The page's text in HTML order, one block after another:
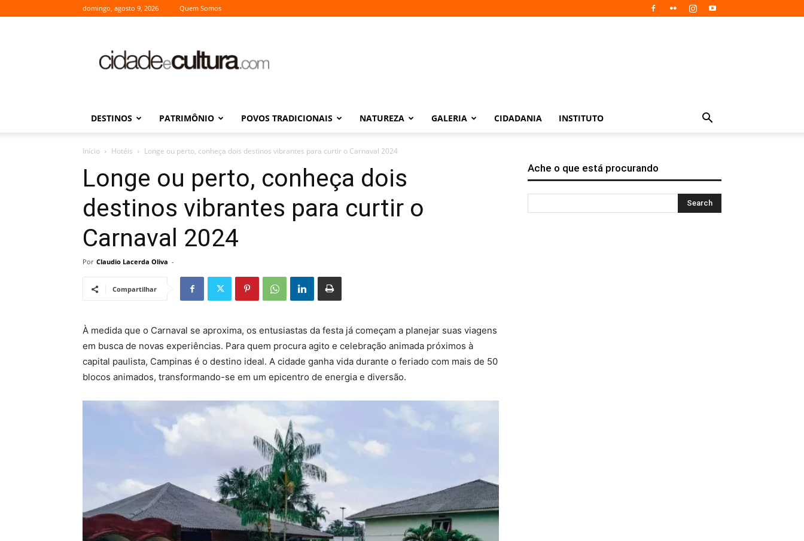
domingo, agosto 9, 2026 Quem Somos
Cultura
DESTINOS PATRIMÔNIO POVOS TRADICIONAIS NATUREZA GALERIA CIDADANIA INSTITUTO
Início Hotéis Longe ou perto, conheça dois destinos vibrantes para curtir o Carnaval 2024
Longe ou perto, conheça dois
destinos vibrantes para curtir o
Carnaval 2024
Por Claudio Lacerda Oliva -
Compartilhar
À medida que o Carnaval se aproxima, os entusiastas da festa já começam a planejar suas viagens
em busca de novas experiências. Para quem procura agito e celebração animada próximos à
capital paulista, Campinas é o destino ideal. A cidade ganha vida durante o feriado com mais de 50
blocos animados, transformando-se em um epicentro de energia e diversão.
Ache o que está procurando